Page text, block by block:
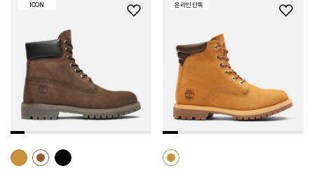
위
추
가
ICON
위
추
가
온라인 단독